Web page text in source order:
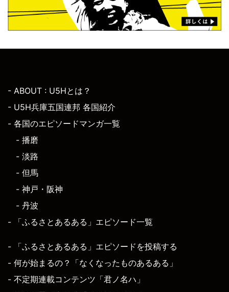
- ABOUT : U5Hとは？
- U5H兵庫五国連邦 各国紹介
- 各国のエピソードマンガ一覧
- 播磨
- 淡路
- 但馬
- 神戸・阪神
- 丹波
- 「ふるさとあるある」エピソード一覧
- 「ふるさとあるある」エピソードを投稿する
- 何が始まるの？「なくなったものあるある」
- 不定期連載コンテンツ「君ノ名ハ」